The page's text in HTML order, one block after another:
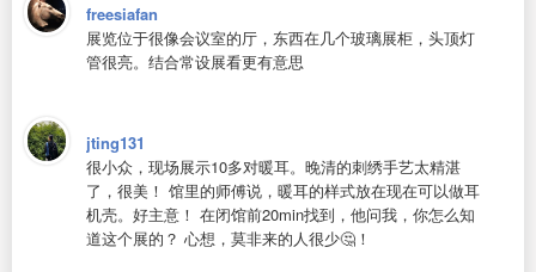
freesiafan
展览位于很像会议室的厅，东西在几个玻璃展柜，头顶灯
管很亮。结合常设展看更有意思
jting131
很小众，现场展示10多对暖耳。晚清的刺绣手艺太精湛
了，很美！ 馆里的师傅说，暖耳的样式放在现在可以做耳
机壳。好主意！ 在闭馆前20min找到，他问我，你怎么知
道这个展的？ 心想，莫非来的人很少🤔！